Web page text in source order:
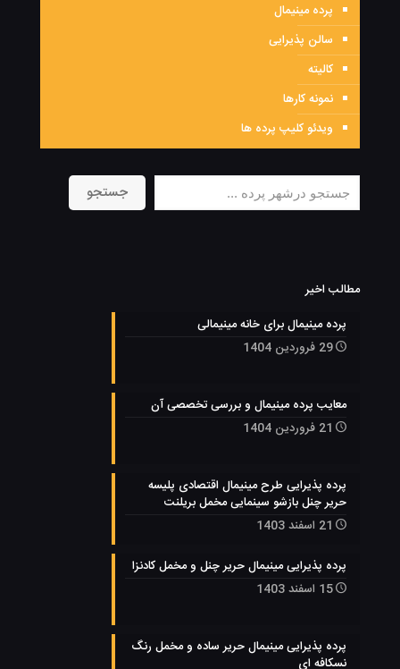
پرده مینیمال
سالن پذیرایی
کالیته
نمونه کارها
ویدئو کلیپ پرده ها
جستجو جستجو
مطالب اخیر
پرده مینیمال برای خانه مینیمالی
29 فروردین 1404
معایب پرده مینیمال و بررسی تخصصی آن
21 فروردین 1404
پرده پذیرایی طرح مینیمال اقتصادی پلیسه
حریر چنل بازشو سینمایی مخمل بریلنت
21 اسفند 1403
پرده پذیرایی مینیمال حریر چنل و مخمل کادنزا
15 اسفند 1403
پرده پذیرایی مینیمال حریر ساده و مخمل رنگ
نسکافه ای